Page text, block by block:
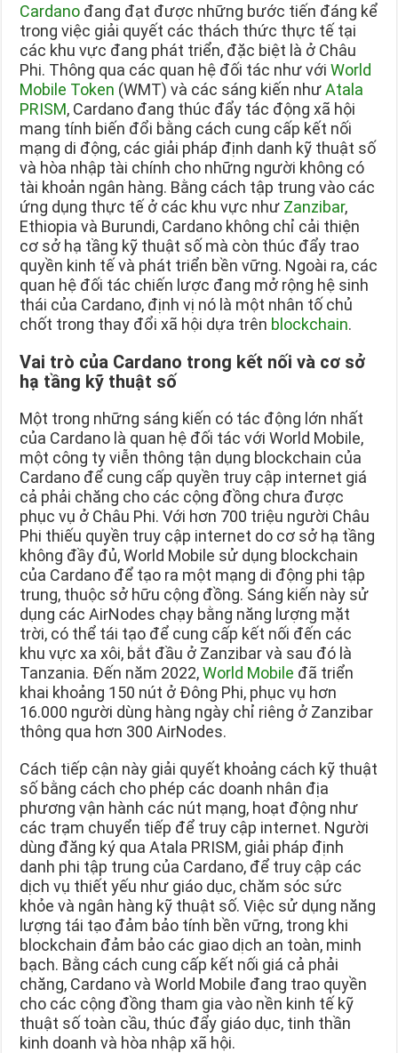
Cardano đang đạt được những bước tiến đáng kể
trong việc giải quyết các thách thức thực tế tại
các khu vực đang phát triển, đặc biệt là ở Châu
Phi. Thông qua các quan hệ đối tác như vớiWorld
Mobile Token (WMT) và các sáng kiến nhưAtala
PRISM, Cardano đang thúc đẩy tác động xã hội
mang tính biến đổi bằng cách cung cấp kết nối
mạng di động, các giải pháp định danh kỹ thuật số
và hòa nhập tài chính cho những người không có
tài khoản ngân hàng. Bằng cách tập trung vào các
ứng dụng thực tế ở các khu vực như Zanzibar,
Ethiopia và Burundi, Cardano không chỉ cải thiện
cơ sở hạ tầng kỹ thuật số mà còn thúc đẩy trao
quyền kinh tế và phát triển bền vững. Ngoài ra, các
quan hệ đối tác chiến lược đang mở rộng hệ sinh
thái của Cardano, định vị nó là một nhân tố chủ
chốt trong thay đổi xã hội dựa trên blockchain.
Vai trò của Cardano trong kết nối và cơ sở
hạ tầng kỹ thuật số
Một trong những sáng kiến có tác động lớn nhất
của Cardano là quan hệ đối tác với World Mobile,
một công ty viễn thông tận dụng blockchain của
Cardano để cung cấp quyền truy cập internet giá
cả phải chăng cho các cộng đồng chưa được
phục vụ ở Châu Phi. Với hơn 700 triệu người Châu
Phi thiếu quyền truy cập internet do cơ sở hạ tầng
không đầy đủ, World Mobile sử dụng blockchain
của Cardano để tạo ra một mạng di động phi tập
trung, thuộc sở hữu cộng đồng. Sáng kiến này sử
dụng các AirNodes chạy bằng năng lượng mặt
trời, có thể tái tạo để cung cấp kết nối đến các
khu vực xa xôi, bắt đầu ở Zanzibar và sau đó là
Tanzania. Đến năm 2022,World Mobile đã triển
khai khoảng 150 nút ở Đông Phi, phục vụ hơn
16.000 người dùng hàng ngày chỉ riêng ở Zanzibar
thông qua hơn 300 AirNodes.
Cách tiếp cận này giải quyết khoảng cách kỹ thuật
số bằng cách cho phép các doanh nhân địa
phương vận hành các nút mạng, hoạt động như
các trạm chuyển tiếp để truy cập internet. Người
dùng đăng ký qua Atala PRISM, giải pháp định
danh phi tập trung của Cardano, để truy cập các
dịch vụ thiết yếu như giáo dục, chăm sóc sức
khỏe và ngân hàng kỹ thuật số. Việc sử dụng năng
lượng tái tạo đảm bảo tính bền vững, trong khi
blockchain đảm bảo các giao dịch an toàn, minh
bạch. Bằng cách cung cấp kết nối giá cả phải
chăng, Cardano và World Mobile đang trao quyền
cho các cộng đồng tham gia vào nền kinh tế kỹ
thuật số toàn cầu, thúc đẩy giáo dục, tinh thần
kinh doanh và hòa nhập xã hội.